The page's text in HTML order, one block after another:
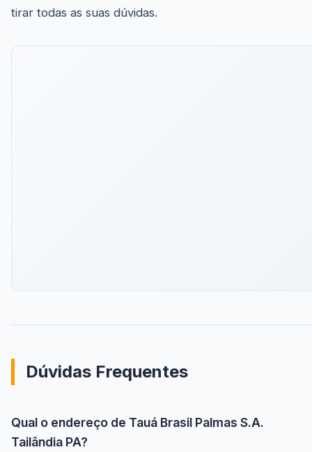
tirar todas as suas dúvidas.
Dúvidas Frequentes
Qual o endereço de Tauá Brasil Palmas S.A.
Tailândia PA?